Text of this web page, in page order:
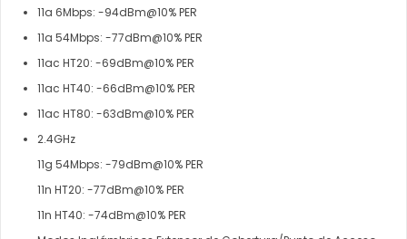
11a 6Mbps: -94dBm@10% PER
11a 54Mbps: -77dBm@10% PER
11ac HT20: -69dBm@10% PER
11ac HT40: -66dBm@10% PER
11ac HT80: -63dBm@10% PER
2.4GHz
11g 54Mbps: -79dBm@10% PER
11n HT20: -77dBm@10% PER
11n HT40: -74dBm@10% PER